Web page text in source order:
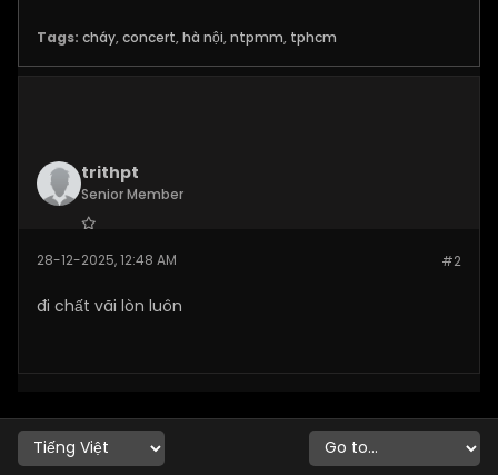
Tags: cháy, concert, hà nội, ntpmm, tphcm
trithpt
Senior Member
Posts:148 #2
28-12-2025, 12:48 AM
đi chất vãi lòn luôn